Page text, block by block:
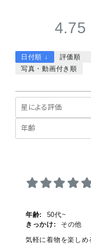
4.75
日付順 ↓ 評価順
写真・動画付き順
年齢:
50代~
きっかけ:
その他
気軽に着物を楽しめ